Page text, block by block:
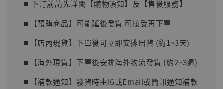
⏹︎ 下訂前請先詳閱【購物須知】及【售後服務】
⏹︎【預購商品】可能延後發貨 可接受再下單
⏹︎【店內現貨】下單後可立即安排出貨 (約1~3天)
⏹︎【海外現貨】下單後安排海外物流發貨 (約2~3週)
⏹︎【補款通知】發貨時由IG或Email或簡訊通知補款